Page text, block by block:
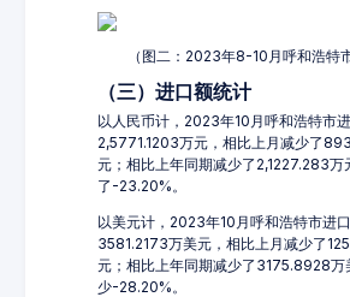
（图二：2023年8-10月呼和浩特
（三）进口额统计
以人民币计，2023年10月呼和浩特市
2,5771.1203万元，相比上月减少了
元；相比上年同期减少了2,1227.283万
了-23.20%。
以美元计，2023年10月呼和浩特市进
3581.2173万美元，相比上月减少了
元；相比上年同期减少了3175.8928万
少-28.20%。